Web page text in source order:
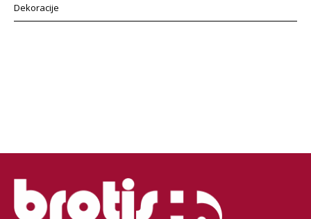
Dekoracije